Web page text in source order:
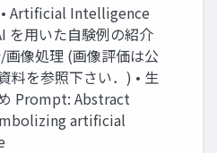
Artificial Intelligence
を⽤いた⾃験例の紹介
像処理 (画像評価は公
料を参照下さい．) • ⽣
Prompt: Abstract
artificial